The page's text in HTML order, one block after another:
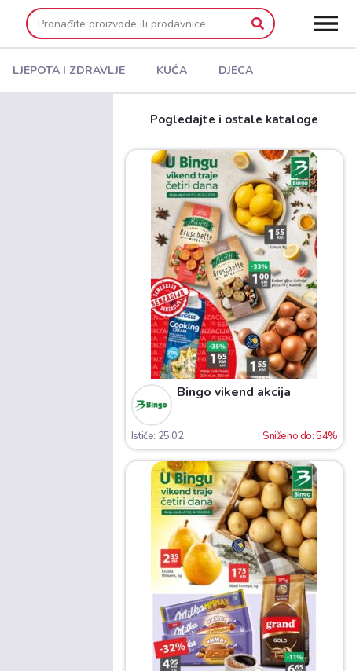
LJEPOTA I ZDRAVLJE KUĆA DJECA
Pogledajte i ostale kataloge
Bingo vikend akcija
Ističe: 25.02. Sniženo do: 54%